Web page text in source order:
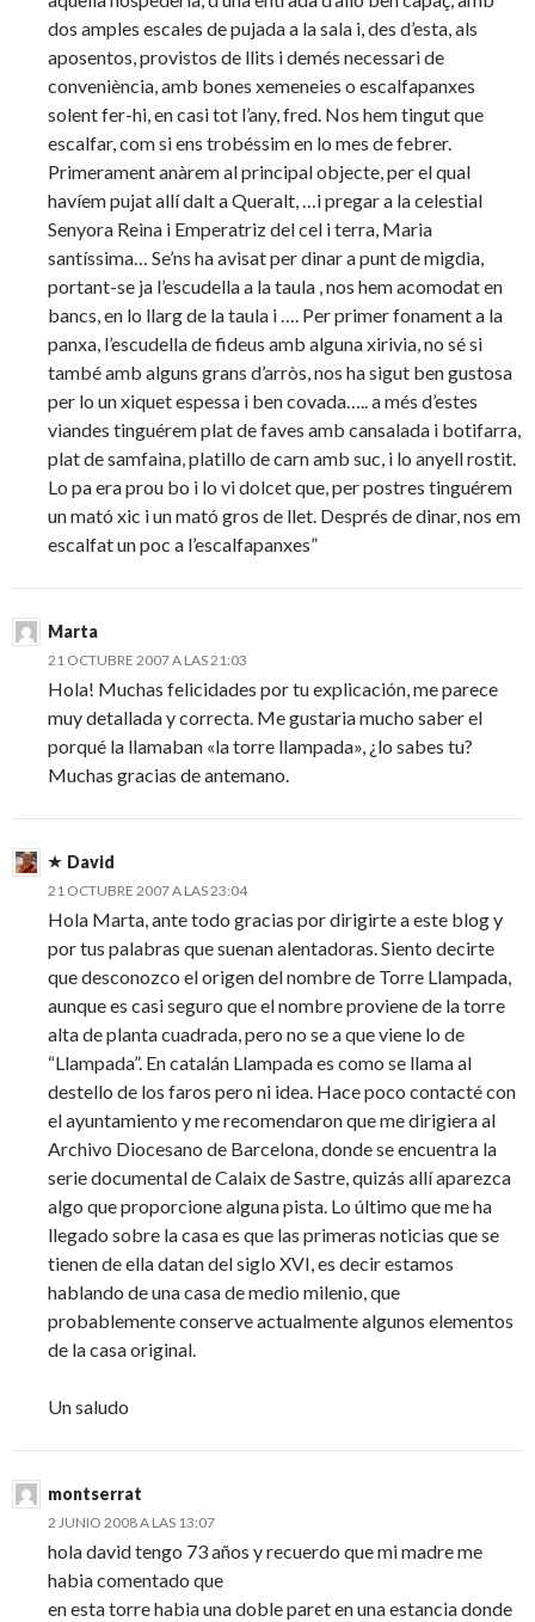
dos amples escales de pujada a la sala i, des d’esta, als
aposentos, provistos de llits i demés necessari de
conveniència, amb bones xemeneies o escalfapanxes
solent fer-hi, en casi tot l’any, fred. Nos hem tingut que
escalfar, com si ens trobéssim en lo mes de febrer.
Primerament anàrem al principal objecte, per el qual
havíem pujat allí dalt a Queralt, …i pregar a la celestial
Senyora Reina i Emperatriz del cel i terra, Maria
santíssima… Se’ns ha avisat per dinar a punt de migdia,
portant-se ja l’escudella a la taula , nos hem acomodat en
bancs, en lo llarg de la taula i …. Per primer fonament a la
panxa, l’escudella de fideus amb alguna xirivia, no sé si
també amb alguns grans d’arròs, nos ha sigut ben gustosa
per lo un xiquet espessa i ben covada….. a més d’estes
viandes tinguérem plat de faves amb cansalada i botifarra,
plat de samfaina, platillo de carn amb suc, i lo anyell rostit.
Lo pa era prou bo i lo vi dolcet que, per postres tinguérem
un mató xic i un mató gros de llet. Després de dinar, nos em
escalfat un poc a l’escalfapanxes”
Marta
21 OCTUBRE 2007 A LAS 21:03
Hola! Muchas felicidades por tu explicación, me parece
muy detallada y correcta. Me gustaria mucho saber el
porqué la llamaban «la torre llampada», ¿lo sabes tu?
Muchas gracias de antemano.
David
21 OCTUBRE 2007 A LAS 23:04
Hola Marta, ante todo gracias por dirigirte a este blog y
por tus palabras que suenan alentadoras. Siento decirte
que desconozco el origen del nombre de Torre Llampada,
aunque es casi seguro que el nombre proviene de la torre
alta de planta cuadrada, pero no se a que viene lo de
“Llampada”. En catalán Llampada es como se llama al
destello de los faros pero ni idea. Hace poco contacté con
el ayuntamiento y me recomendaron que me dirigiera al
Archivo Diocesano de Barcelona, donde se encuentra la
serie documental de Calaix de Sastre, quizás allí aparezca
algo que proporcione alguna pista. Lo último que me ha
llegado sobre la casa es que las primeras noticias que se
tienen de ella datan del siglo XVI, es decir estamos
hablando de una casa de medio milenio, que
probablemente conserve actualmente algunos elementos
de la casa original.
Un saludo
montserrat
2 JUNIO 2008 A LAS 13:07
hola david tengo 73 años y recuerdo que mi madre me
habia comentado que
en esta torre habia una doble paret en una estancia donde